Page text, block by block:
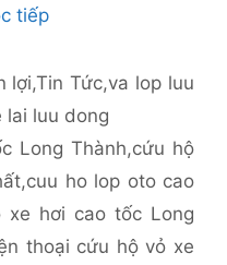
tiếp
lợi,Tin Tức,va lop luu
lai luu dong
Long Thành,cứu hộ
,cuu ho lop oto cao
xe hơi cao tốc Long
thoại cứu hộ vỏ xe